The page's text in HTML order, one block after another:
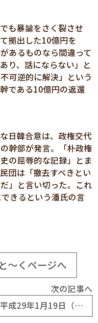
も暴論をさく裂させ
拠出した10億円を
あるものなら間違って
り、話にならない」と
可逆的に解決」という
である10億円の返還
日韓合意は、政権交代
幹部が発言。「朴政権
の屈辱的な記録」とま
団は「撤去すべきとい
」と言い切った。これ
きるという潘氏の言
～くページへ
次の記事へ
平成29年1月19日（№7218） 機能しない選挙協力